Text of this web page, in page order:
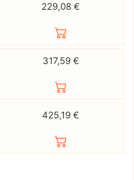
229,08 €
317,59 €
425,19 €